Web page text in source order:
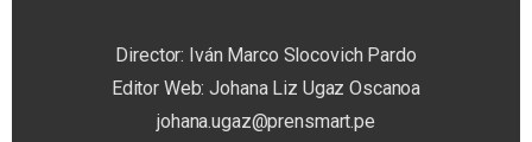
Director: Iván Marco Slocovich Pardo
Editor Web: Johana Liz Ugaz Oscanoa
johana.ugaz@prensmart.pe